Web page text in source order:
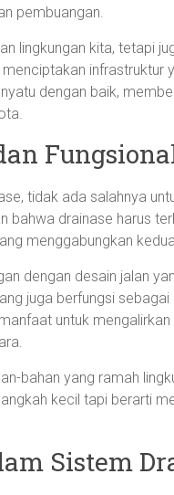
pembuangan.
lingkungan kita, tetapi
infrastruktur
dengan baik,
tidak ada salahnya
bahwa drainase harus
menggabungkan
dengan desain jalan
juga berfungsi
untuk
bahan yang ramah
kecil tapi berarti
Sistem